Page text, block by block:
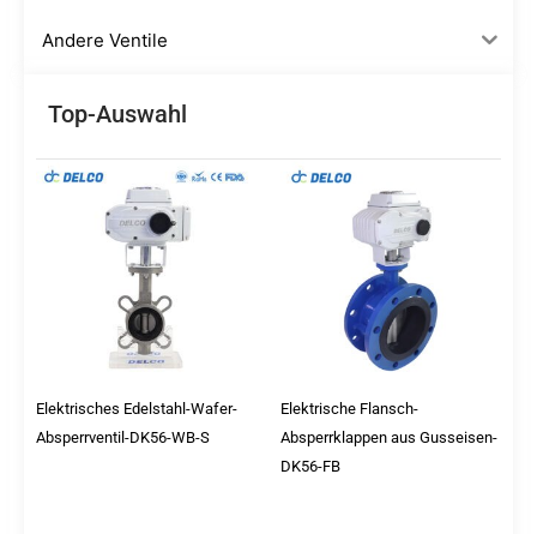
Andere Ventile
Top-Auswahl
Elektrisches Edelstahl-Wafer-
Absperrventil-DK56-WB-S
Elektrische Flansch-
Absperrklappen aus Gusseisen-
DK56-FB